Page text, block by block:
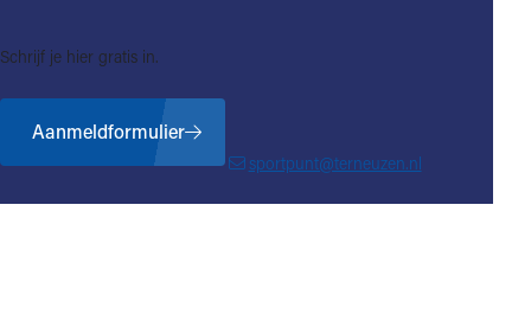
Schrijf je hier gratis in.
Aanmeldformulier
sportpunt@terneuzen.nl